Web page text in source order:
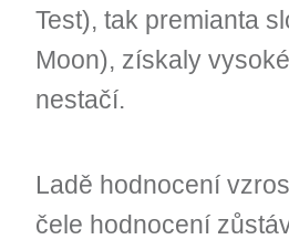
Test), tak premianta
Moon), získaly
nestačí.
Ladě hodnocení
čele hodnocení